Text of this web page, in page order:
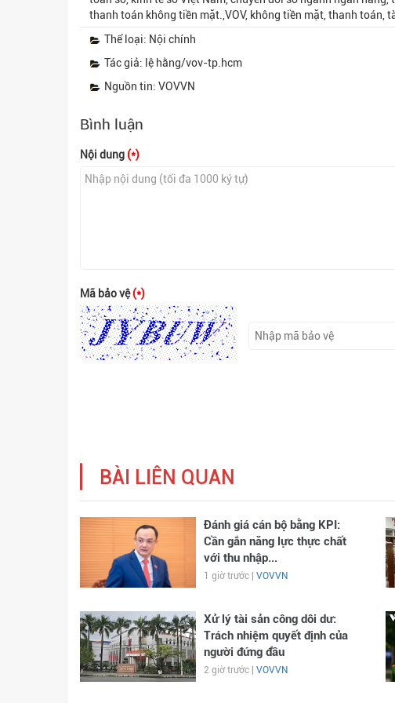
thanh toán không tiền mặt.,VOV, không tiền mặt, thanh toán,
Thể loại: Nội chính
Tác giả: lệ hằng/vov-tp.hcm
Nguồn tin: VOVVN
Bình luận
Nội dung (*)
Mã bảo vệ(*)
BÀI LIÊN QUAN
Đánh giá cán bộ bằng KPI:
Cần gắn năng lực thực chất
với thu nhập...
1 giờ trước | VOVVN
Xử lý tài sản công dôi dư:
Trách nhiệm quyết định của
người đứng đầu
2 giờ trước | VOVVN